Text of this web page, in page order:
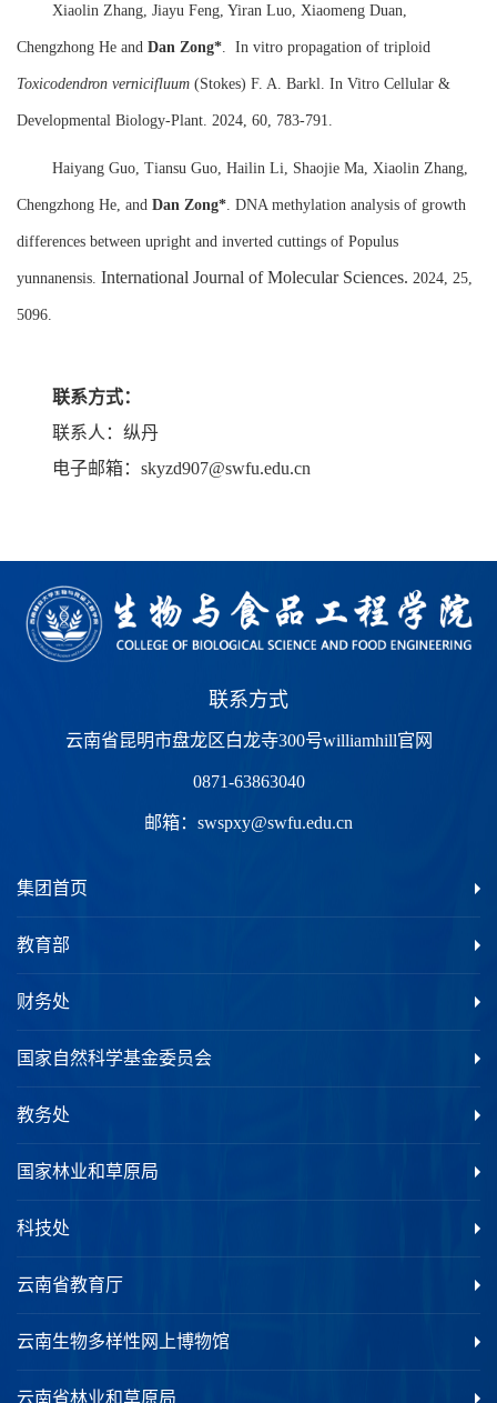
Xiaolin Zhang, Jiayu Feng, Yiran Luo, Xiaomeng Duan,
Chengzhong He and Dan Zong* . In vitro propagation of triploid
Toxicodendron vernicifluum (Stokes) F. A. Barkl. In Vitro Cellular &
Developmental Biology-Plant. 2024, 60, 783-791.
Haiyang Guo, Tiansu Guo, Hailin Li, Shaojie Ma, Xiaolin Zhang,
Chengzhong He, and Dan Zong* . DNA methylation analysis of growth
differences between upright and inverted cuttings of Populus
yunnanensis. International Journal of Molecular Sciences. 2024, 25,
5096.
联系方式：
联系人：纵丹
电子邮箱：skyzd907@swfu.edu.cn
联系方式
云南省昆明市盘龙区白龙寺300号williamhill官网
0871-63863040
邮箱： swspxy@swfu.edu.cn
集团首页
教育部
财务处
国家自然科学基金委员会
教务处
国家林业和草原局
科技处
云南省教育厅
云南生物多样性网上博物馆
云南省林业和草原局